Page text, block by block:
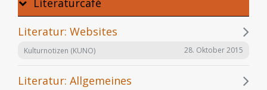
Literatur: Websites
Kulturnotizen (KUNO) 28. Oktober 2015
Literatur: Allgemeines